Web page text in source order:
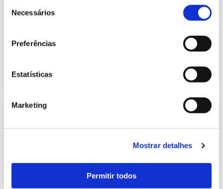
Necessários
Preferências
Estatísticas
Marketing
Mostrar detalhes
Permitir todos
Eletroprodutor da semana 7 de 2025
Eletroprodutor da semana 6 de 2025
Publicação com periodicidade semanal, com
informação sobre Eletricidade